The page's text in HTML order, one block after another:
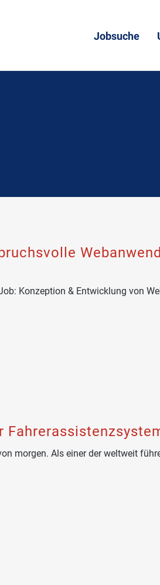
Jobsuche
Konzeption & Entwicklung von
morgen. Als einer der weltweit